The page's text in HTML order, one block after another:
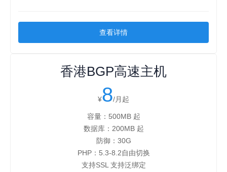
查看详情
香港BGP高速主机
¥8/月起
容量：500MB 起
数据库：200MB 起
防御：30G
PHP：5.3-8.2自由切换
支持SSL 支持泛绑定